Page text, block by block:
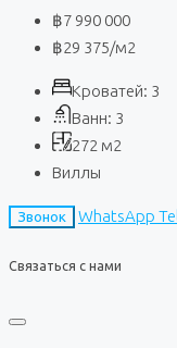
฿7 990 000
฿29 375/м2
Кроватей: 3
Ванн: 3
272 м2
Виллы
Звонок WhatsApp
Связаться с нами